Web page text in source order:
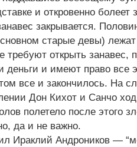
и откровенно болеет
закрывается.
старые девы)
требуют открыть занавес,
деньги и имеют право все
все и закончилось. На
Дон Кихот и Санчо
полетело после этого
да и не важно.
Ираклий Андроников —